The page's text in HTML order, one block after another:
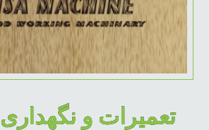
تعمیرات و